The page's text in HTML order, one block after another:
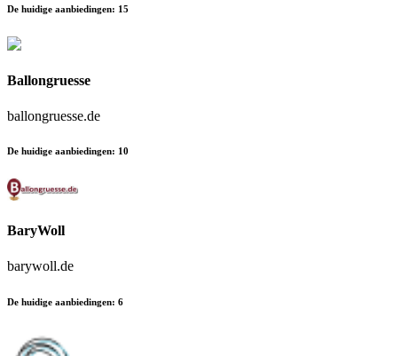
De huidige aanbiedingen: 15
Ballongruesse
ballongruesse.de
De huidige aanbiedingen: 10
BaryWoll
barywoll.de
De huidige aanbiedingen: 6